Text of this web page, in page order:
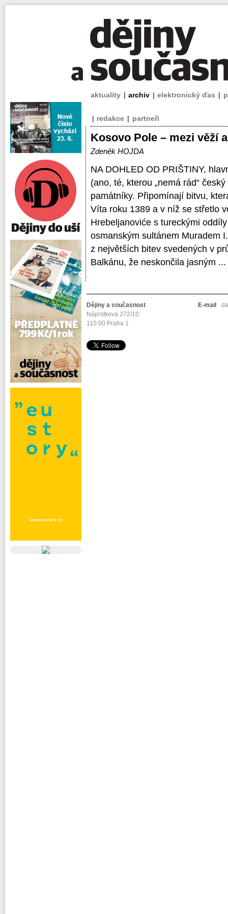
aktuality | archiv | elektronický ďas |
| redakce | partneři
Kosovo Pole – mezi věží
Zdeněk HOJDA
NA DOHLED OD PRIŠTINY,
(ano, té, kterou „nemá rád“
památníky. Připomínají bitvu,
Víta roku 1389 a v níž se střetlo
Hrebeljanoviće s tureckými
osmanským sultánem Muradem
z největších bitev svedených v
Balkánu, že neskončila jasným ...
Dějiny a současnost
Náprstkova 272/10
110 00 Praha 1
E-mail